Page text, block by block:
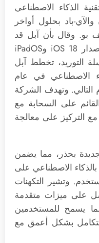
الذكاء الاصطناعي
باد بحلول أواخر
بو. وقال بأن آبل قد
تقدم على هذه الخطوة مع إصدار iOS 18 وiPadOS
التوريد، تخطط آبل
الاصطناعي في عام
التالي. وتهدف الشركة
على السحابة مع
مع التركيز على معالجة
بحذر، مما يضمن
الاصطناعي على
وتشير التكهنات
على ميزات متقدمة
يسمح للمستخدمين
بشكل أعمق مع